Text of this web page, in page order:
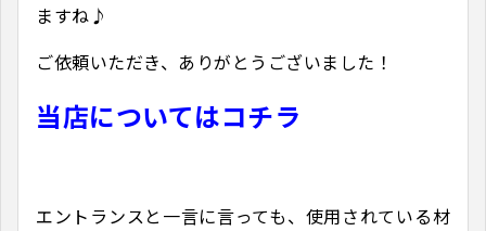
ますね♪
ご依頼いただき、ありがとうございました！
当店についてはコチラ
エントランスと一言に言っても、使用されている材